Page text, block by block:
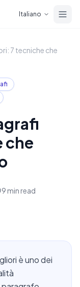
Italiano
7 tecniche che
che
9 min read
è uno dei